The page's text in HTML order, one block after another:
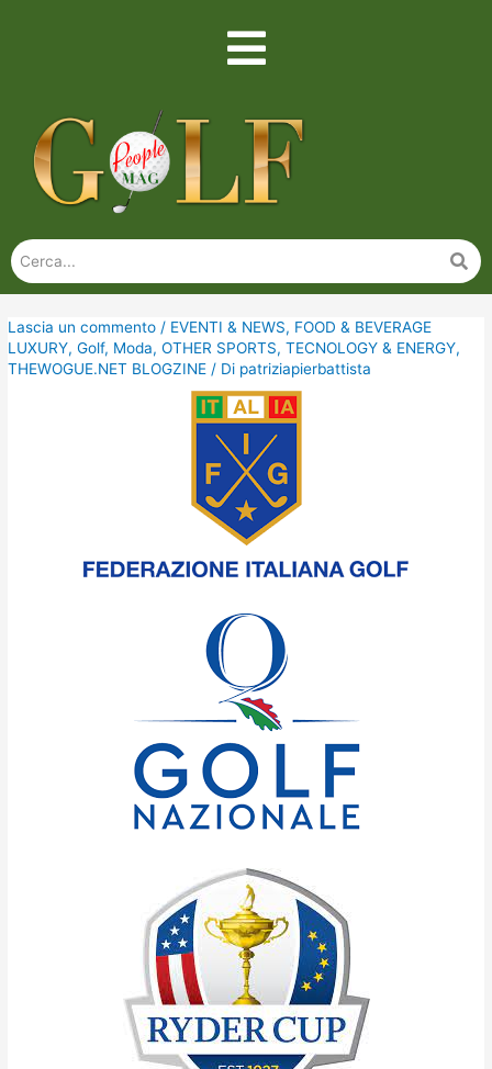
Lascia un commento / EVENTI & NEWS, FOOD & BEVERAGE
LUXURY,Golf, Moda,OTHER SPORTS,TECNOLOGY & ENERGY,
THEWOGUE.NET BLOGZINE / Di patriziapierbattista